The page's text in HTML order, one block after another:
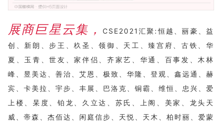
展商巨星云集，
CSE2021汇聚:恒越、丽豪、益
创、新朗、步王、杦圣、领御、天工、臻宫府、古铁、华
夏、玉青、世友、家伴侣、齐家艺、华通、百事发、木林
峰、昱美达、善治、艾恩、极致、华隆、登观、鑫远通、赫
宾、卡美拉、宇步、丰展、巴洛克、铜霸、维恒、忠兴、爱
上楼、杲度、铂龙、久立达、苏氏、上阁、美家、龙头天
威、帝森、杰佰达、闲庭信步、天悦、天木、柏时丽、爱蒙